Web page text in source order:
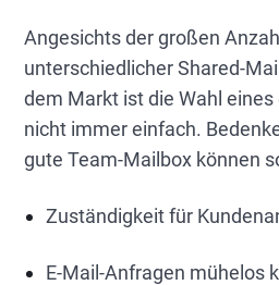
Angesichts der großen
unterschiedlicher Shared-
dem Markt ist die Wahl
nicht immer einfach.
gute Team-Mailbox können
Zuständigkeit für
E-Mail-Anfragen mühelos